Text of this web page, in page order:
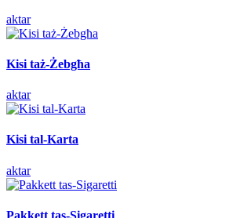
aktar
Kisi taż-Żebgħa
aktar
Kisi tal-Karta
aktar
Pakkett tas-Sigaretti